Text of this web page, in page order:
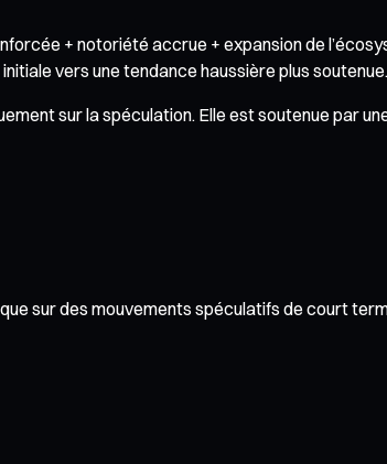
+ notoriété accrue + expansion de
vers une tendance haussière plus soutenue.
sur la spéculation. Elle est soutenue par
sur des mouvements spéculatifs de court